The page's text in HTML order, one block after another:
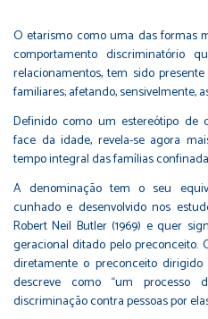
O etarismo como uma das formas
comportamento discriminatório
relacionamentos, tem sido
familiares; afetando, sensivelmente,
Definido como um estereótipo de
face da idade, revela-se agora
tempo integral das famílias
A denominação tem o seu
cunhado e desenvolvido nos
Robert Neil Butler (1969) e quer
geracional ditado pelo preconceito.
diretamente o preconceito
descreve como “um processo
discriminação contra pessoas por